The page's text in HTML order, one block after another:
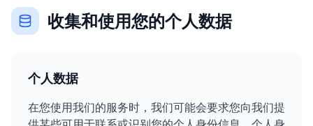
收集和使用您的个人数据
个人数据
在您使用我们的服务时，我们可能会要求您向我们提